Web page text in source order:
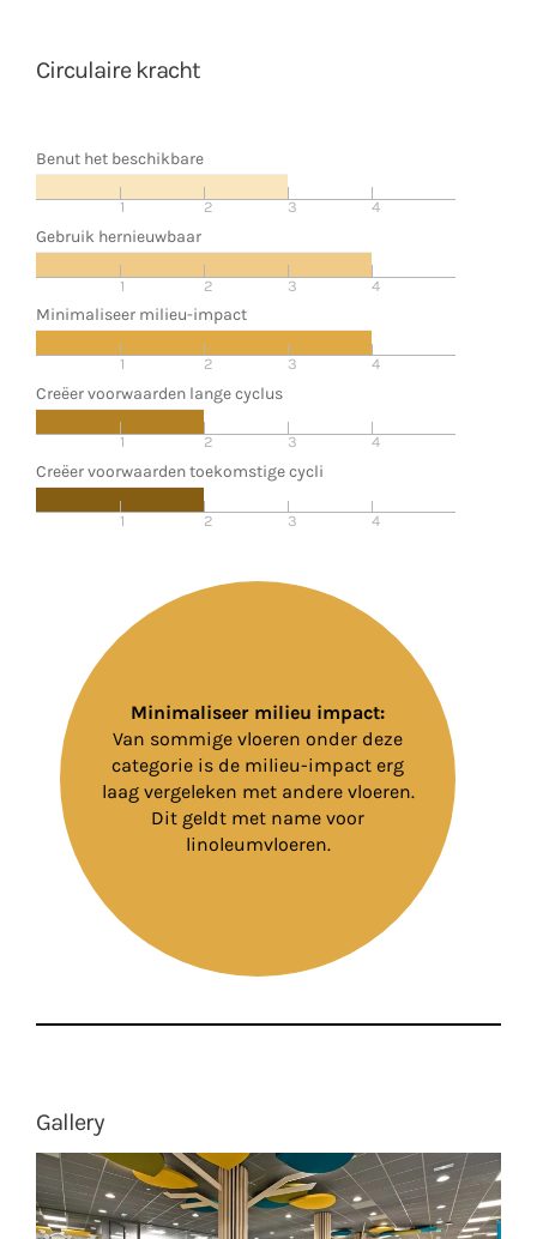
Circulaire kracht
Benut het beschikbare
1 2 3 4
Gebruik hernieuwbaar
1 2 3 4
Minimaliseer milieu-impact
1 2 3 4
Creëer voorwaarden lange cyclus
1 2 3 4
Creëer voorwaarden toekomstige cycli
1 2 3 4
Minimaliseer milieu impact:
Van sommige vloeren onder deze
categorie is de milieu-impact erg
laag vergeleken met andere vloeren.
Dit geldt met name voor
linoleumvloeren.
Gallery